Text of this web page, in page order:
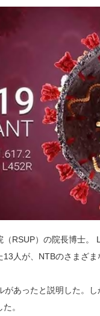
ア
領
域
に
広
が
っ
い
す
は
RSUP）の院長博士。
人が、NTBのさまざま
あったと説明した。
。